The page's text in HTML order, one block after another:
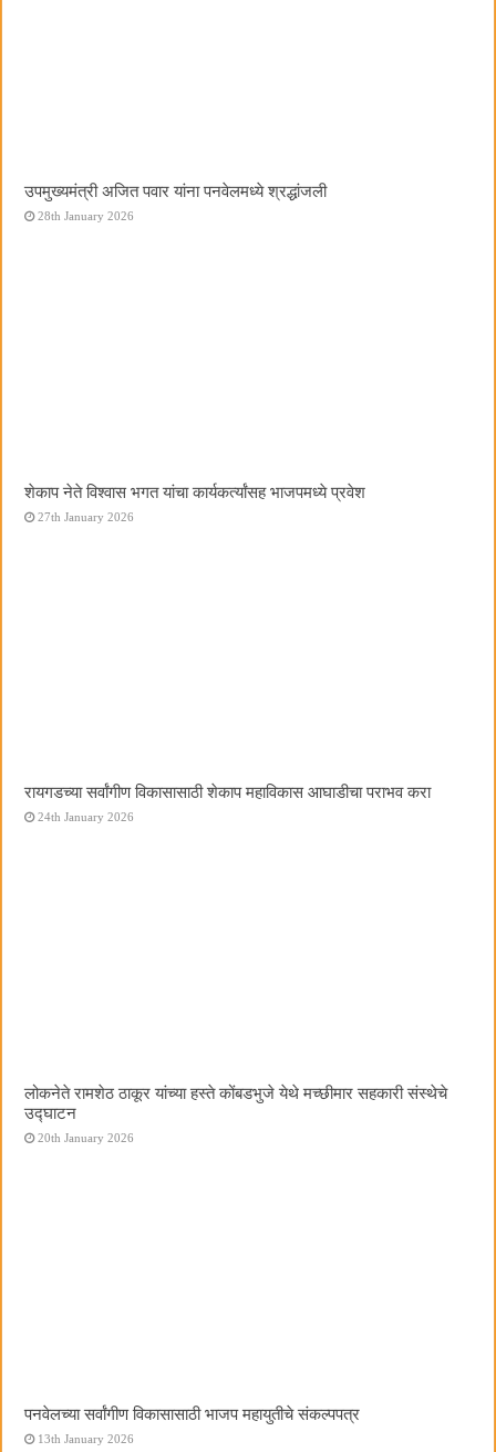
उपमुख्यमंत्री अजित पवार यांना पनवेलमध्ये श्रद्धांजली
28th January 2026
शेकाप नेते विश्वास भगत यांचा कार्यकर्त्यांसह भाजपमध्ये प्रवेश
27th January 2026
रायगडच्या सर्वांगीण विकासासाठी शेकाप महाविकास आघाडीचा पराभव करा
24th January 2026
लोकनेते रामशेठ ठाकूर यांच्या हस्ते कोंबडभुजे येथे मच्छीमार सहकारी संस्थेचे
उद्घाटन
20th January 2026
पनवेलच्या सर्वांगीण विकासासाठी भाजप महायुतीचे संकल्पपत्र
13th January 2026